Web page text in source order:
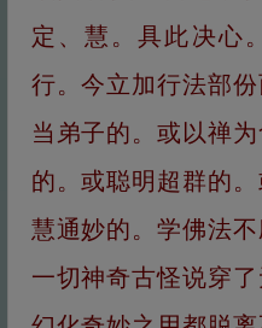
定、慧。具此决心
行。今立加行法部
当弟子的。或以禅
的。或聪明超群的
慧通妙的。学佛法不
一切神奇古怪说穿